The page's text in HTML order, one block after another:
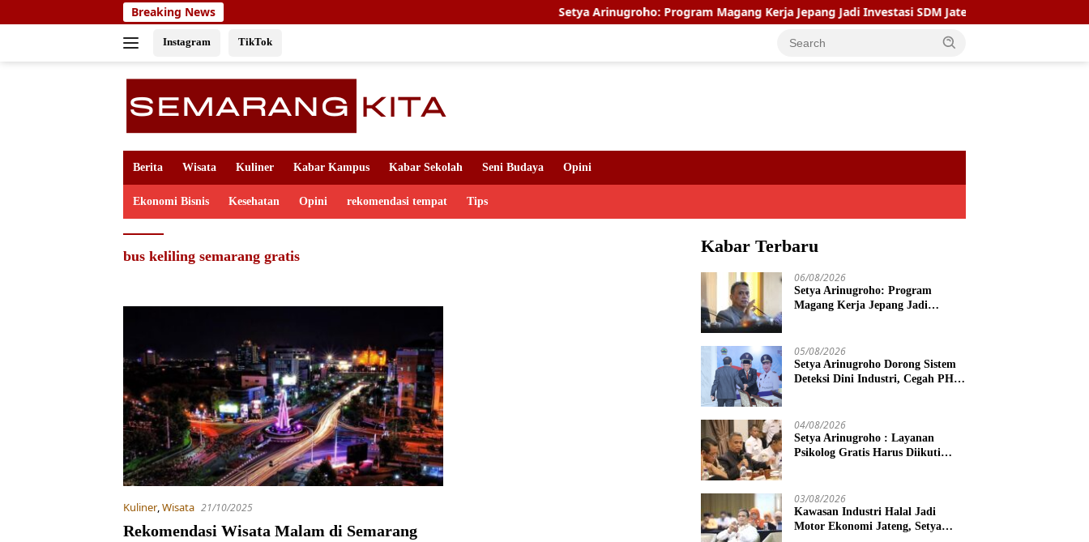
to
Breaking News Setya Arinugroho: Program Magang Kerja Jepang Jadi Investasi SDM Jateng
Instagram TikTok
Berita Wisata Kuliner Kabar Kampus Kabar Sekolah Seni Budaya Opini
Ekonomi Bisnis Kesehatan Opini rekomendasi tempat Tips
bus keliling semarang gratis
Kuliner,Wisata 21/10/2025
Rekomendasi Wisata Malam di Semarang
Kabar Terbaru
06/08/2026
Setya Arinugroho: Program
Magang Kerja Jepang Jadi
05/08/2026
Setya Arinugroho Dorong Sistem
Deteksi Dini Industri, Cegah PHK
04/08/2026
Setya Arinugroho : Layanan
Psikolog Gratis Harus Diikuti
03/08/2026
Kawasan Industri Halal Jadi
Motor Ekonomi Jateng, Setya